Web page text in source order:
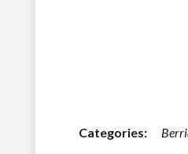
Categories: